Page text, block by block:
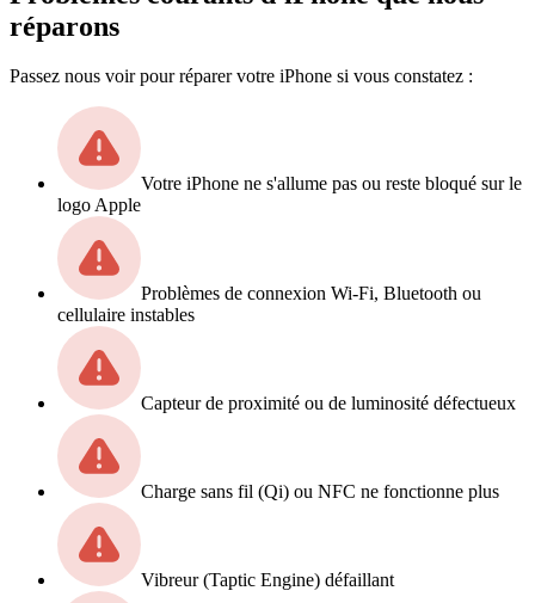
réparons
Passez nous voir pour réparer votre iPhone si vous constatez :
Votre iPhone ne s'allume pas ou reste bloqué sur le
logo Apple
Problèmes de connexion Wi-Fi, Bluetooth ou
cellulaire instables
Capteur de proximité ou de luminosité défectueux
Charge sans fil (Qi) ou NFC ne fonctionne plus
Vibreur (Taptic Engine) défaillant